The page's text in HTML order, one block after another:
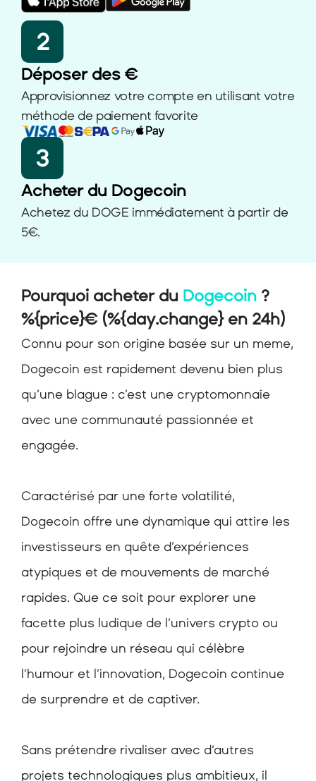
2
Déposer des €
Approvisionnez votre compte en utilisant votre
méthode de paiement favorite
3
Acheter du Dogecoin
Achetez du DOGE immédiatement à partir de
5€.
Pourquoi acheter du Dogecoin ?
%{price}€ (%{day.change} en 24h)
Connu pour son origine basée sur un meme,
Dogecoin est rapidement devenu bien plus
qu’une blague : c’est une cryptomonnaie
avec une communauté passionnée et
engagée.
Caractérisé par une forte volatilité,
Dogecoin offre une dynamique qui attire les
investisseurs en quête d’expériences
atypiques et de mouvements de marché
rapides. Que ce soit pour explorer une
facette plus ludique de l’univers crypto ou
pour rejoindre un réseau qui célèbre
l’humour et l’innovation, Dogecoin continue
de surprendre et de captiver.
Sans prétendre rivaliser avec d’autres
projets technologiques plus ambitieux, il